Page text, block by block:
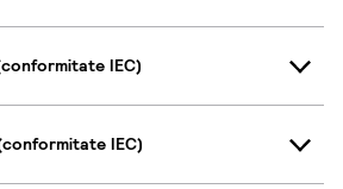
IEC)
IEC)